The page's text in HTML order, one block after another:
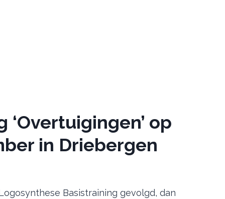
‘Overtuigingen’ op
in Driebergen
Basistraining gevolgd, dan